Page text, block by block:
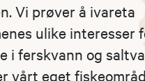
Vi prøver å ivareta
ulike interesser
i ferskvann og
vårt eget